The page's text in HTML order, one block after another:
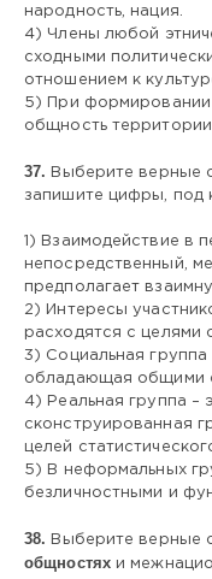
народность, нация.
4) Члены любой
сходными
отношением к
5) При формировании
общность
37. Выберите верные
запишите цифры, под
1) Взаимодействие в
непосредственный,
предполагает
2) Интересы
расходятся с целями
3) Социальная группа
обладающая общими
4) Реальная группа –
сконструированная
целей
5) В неформальных
безличностными и
38. Выберите верные
общностях и